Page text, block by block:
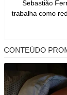
Sebastião
trabalha como